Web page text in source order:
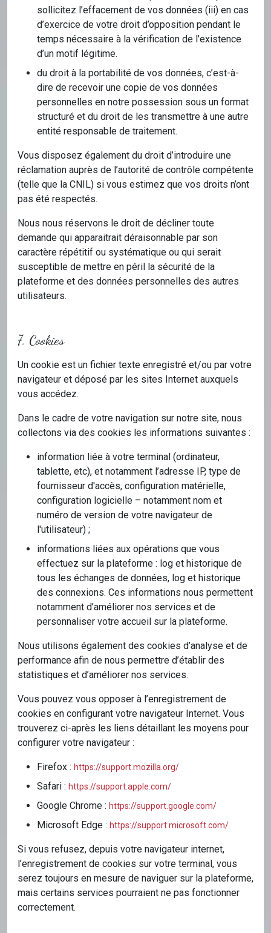
sollicitez l’effacement de vos données (iii) en cas
d’exercice de votre droit d’opposition pendant le
temps nécessaire à la vérification de l’existence
d’un motif légitime.
du droit à la portabilité de vos données, c’est-à-
dire de recevoir une copie de vos données
personnelles en notre possession sous un format
structuré et du droit de les transmettre à une autre
entité responsable de traitement.
Vous disposez également du droit d’introduire une
réclamation auprès de l’autorité de contrôle compétente
(telle que la CNIL) si vous estimez que vos droits n’ont
pas été respectés.
Nous nous réservons le droit de décliner toute
demande qui apparaitrait déraisonnable par son
caractère répétitif ou systématique ou qui serait
susceptible de mettre en péril la sécurité de la
plateforme et des données personnelles des autres
utilisateurs.
7. Cookies
Un cookie est un fichier texte enregistré et/ou par votre
navigateur et déposé par les sites Internet auxquels
vous accédez.
Dans le cadre de votre navigation sur notre site, nous
collectons via des cookies les informations suivantes :
information liée à votre terminal (ordinateur,
tablette, etc), et notamment l’adresse IP, type de
fournisseur d'accès, configuration matérielle,
configuration logicielle – notamment nom et
numéro de version de votre navigateur de
l'utilisateur) ;
informations liées aux opérations que vous
effectuez sur la plateforme : log et historique de
tous les échanges de données, log et historique
des connexions. Ces informations nous permettent
notamment d’améliorer nos services et de
personnaliser votre accueil sur la plateforme.
Nous utilisons également des cookies d’analyse et de
performance afin de nous permettre d’établir des
statistiques et d’améliorer nos services.
Vous pouvez vous opposer à l’enregistrement de
cookies en configurant votre navigateur Internet. Vous
trouverez ci-après les liens détaillant les moyens pour
configurer votre navigateur :
Firefox : https://support.mozilla.org/
Safari : https://support.apple.com/
Google Chrome : https://support.google.com/
Microsoft Edge : https://support.microsoft.com/
Si vous refusez, depuis votre navigateur internet,
l’enregistrement de cookies sur votre terminal, vous
serez toujours en mesure de naviguer sur la plateforme,
mais certains services pourraient ne pas fonctionner
correctement.